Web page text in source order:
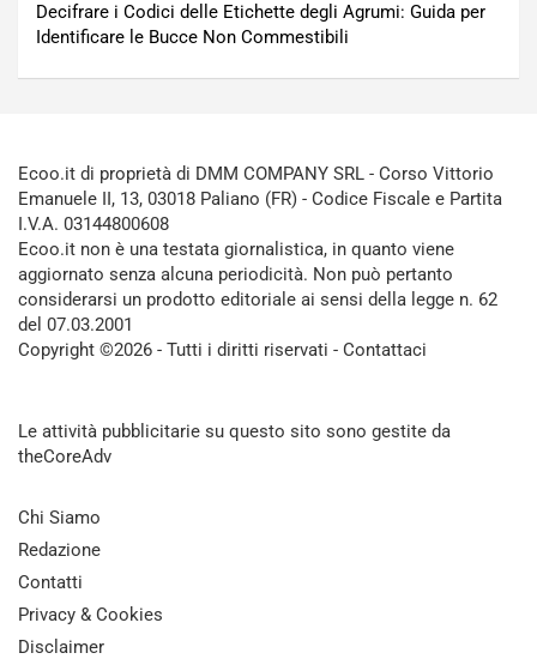
Decifrare i Codici delle Etichette degli Agrumi: Guida per
Identificare le Bucce Non Commestibili
Ecoo.it di proprietà di DMM COMPANY SRL - Corso Vittorio
Emanuele II, 13, 03018 Paliano (FR) - Codice Fiscale e Partita
I.V.A. 03144800608
Ecoo.it non è una testata giornalistica, in quanto viene
aggiornato senza alcuna periodicità. Non può pertanto
considerarsi un prodotto editoriale ai sensi della legge n. 62
del 07.03.2001
Copyright ©2026 - Tutti i diritti riservati - Contattaci
Le attività pubblicitarie su questo sito sono gestite da
theCoreAdv
Chi Siamo
Redazione
Contatti
Privacy & Cookies
Disclaimer